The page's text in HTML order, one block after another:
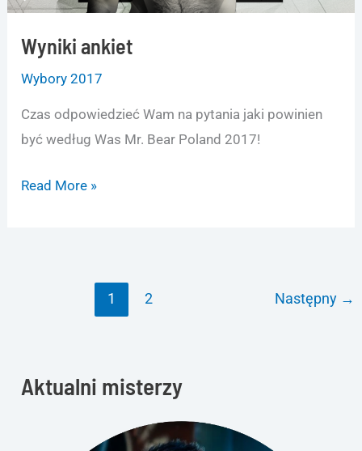
Wyniki ankiet
Wybory 2017
Czas odpowiedzieć Wam na pytania jaki powinien
być według Was Mr. Bear Poland 2017!
Wyniki
Read More »
1 2 Następny →
Aktualni misterzy